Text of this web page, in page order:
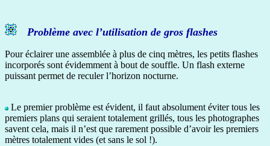
Problème avec l’utilisation de gros flashes
Pour éclairer une assemblée à plus de cinq mètres, les petits flashes
incorporés sont évidemment à bout de souffle. Un flash externe
puissant permet de reculer l’horizon nocturne.
Le premier problème est évident, il faut absolument éviter tous les
premiers plans qui seraient totalement grillés, tous les photographes
savent cela, mais il n’est que rarement possible d’avoir les premiers
mètres totalement vides (et sans le sol !).